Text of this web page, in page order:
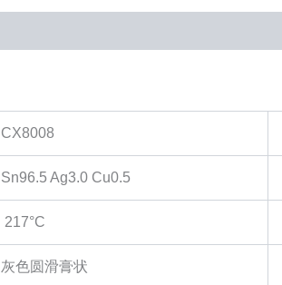
CX8008
Sn96.5 Ag3.0 Cu0.5
217°C
灰色圆滑膏状